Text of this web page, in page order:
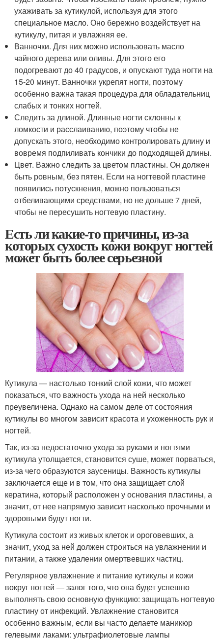
ухаживать за кутикулой, используя для этого
специальное масло. Оно бережно воздействует на
кутикулу, питая и увлажняя ее.
Ванночки. Для них можно использовать масло
чайного дерева или оливы. Для этого его
подогревают до 40 градусов, и опускают туда ногти на
15-20 минут. Ванночки укрепят ногти, поэтому
особенно важна такая процедура для обладательниц
слабых и тонких ногтей.
Следить за длиной. Длинные ногти склонны к
ломкости и расслаиванию, поэтому чтобы не
допускать этого, необходимо контролировать длину и
вовремя подпиливать кончики до подходящей длины.
Цвет. Важно следить за цветом пластины. Он должен
быть ровным, без пятен. Если на ногтевой пластине
появились потускнения, можно пользоваться
отбеливающими средствами, но не дольше 7 дней,
чтобы не пересушить ногтевую пластину.
Есть ли какие-то причины, из-за
которых сухость кожи вокруг ногтей
может быть более серьезной
Кутикула — настолько тонкий слой кожи, что может
показаться, что важность ухода на ней несколько
преувеличена. Однако на самом деле от состояния
кутикулы во многом зависит красота и ухоженность рук и
ногтей.
Так, из-за недостаточно ухода за руками и ногтями
кутикула утолщается, становится суше, может порваться,
из-за чего образуются заусеницы. Важность кутикулы
заключается еще и в том, что она защищает слой
кератина, который расположен у основания пластины, а
значит, от нее напрямую зависит насколько прочными и
здоровыми будут ногти.
Кутикула состоит из живых клеток и ороговевших, а
значит, уход за ней должен строиться на увлажнении и
питании, а также удалении омертвевших частиц.
Регулярное увлажнение и питание кутикулы и кожи
вокруг ногтей — залог того, что она будет успешно
выполнять свою основную функцию: защищать ногтевую
пластину от инфекций. Увлажнение становится
особенно важным, если вы часто делаете маникюр
гелевыми лаками: ультрафиолетовые лампы